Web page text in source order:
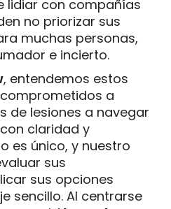
lidiar con compañías
no priorizar sus
muchas personas,
e incierto.
, entendemos estos
a
de lesiones a navegar
claridad y
es único, y nuestro
sus
sus opciones
sencillo. Al centrarse